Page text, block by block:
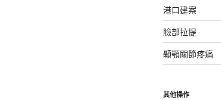
港口建案
臉部拉提
顳顎關節疼痛
其他操作